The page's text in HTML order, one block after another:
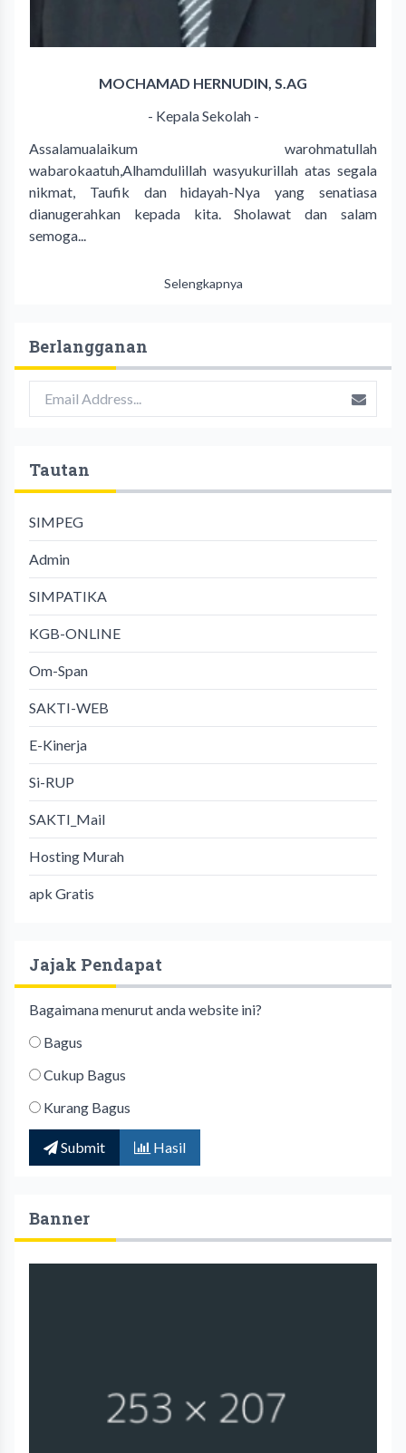
MOCHAMAD HERNUDIN, S.AG
- Kepala Sekolah -
Assalamualaikum warohmatullah
wabarokaatuh,Alhamdulillah wasyukurillah atas segala
nikmat, Taufik dan hidayah-Nya yang senatiasa
dianugerahkan kepada kita. Sholawat dan salam
semoga...
Selengkapnya
Berlangganan
Tautan
SIMPEG
Admin
SIMPATIKA
KGB-ONLINE
Om-Span
SAKTI-WEB
E-Kinerja
Si-RUP
SAKTI_Mail
Hosting Murah
apk Gratis
Jajak Pendapat
Bagaimana menurut anda website ini?
Bagus
Cukup Bagus
Kurang Bagus
Submit Hasil
Banner